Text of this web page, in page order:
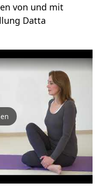
von und mit
Datta